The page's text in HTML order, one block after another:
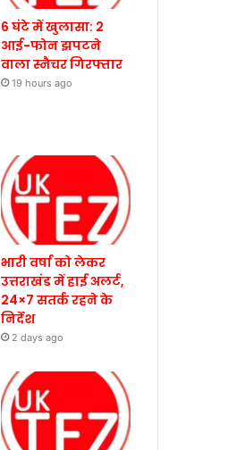
6 घंटे में खुलासा: 2
आई-फोन झपटने
वाला स्नैचर गिरफ्तार
19 hours ago
भारी वर्षा को लेकर
उत्तराखंड में हाई अलर्ट,
24×7 सतर्क रहने के
निर्देश
2 days ago